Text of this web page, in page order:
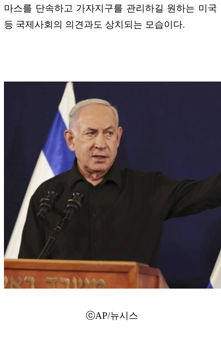
마스를 단속하고 가자지구를 관리하길 원하는 미국
등 국제사회의 의견과도 상치되는 모습이다.
ⓒAP/뉴시스